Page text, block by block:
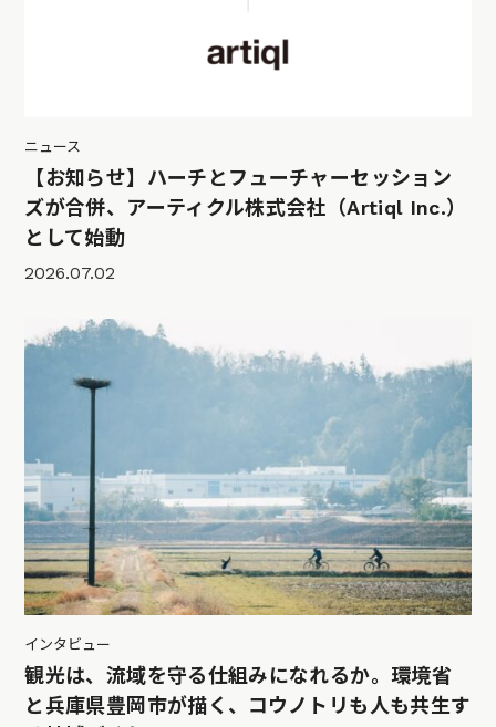
ニュース
【お知らせ】ハーチとフューチャーセッション
ズが合併、アーティクル株式会社（Artiql Inc.）
として始動
2026.07.02
インタビュー
観光は、流域を守る仕組みになれるか。環境省
と兵庫県豊岡市が描く、コウノトリも人も共生す